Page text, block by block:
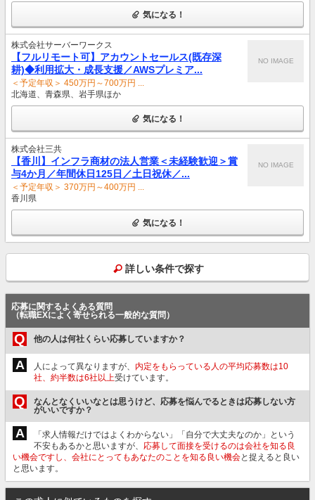
気になる！
株式会社サーバーワークス
【フルリモート可】アカウントセールス(既存深
耕)◆利用拡大・成長支援／AWSプレミア...
＜予定年収＞ 450万円～700万円 ...
北海道、青森県、岩手県ほか
NO IMAGE
気になる！
株式会社三共
【香川】インフラ商材の法人営業＜未経験歓迎＞賞
与4か月／年間休日125日／土日祝休／...
＜予定年収＞ 370万円～400万円 ...
香川県
NO IMAGE
気になる！
詳しい条件で探す
応募に関するよくある質問
（転職EXによく寄せられる一般的な質問）
Q 他の人は何社くらい応募していますか？
A 人によって異なりますが、 内定をもらっている人の平均応募数は10
社、約半数は6社以上受けています。
Q
なんとなくいいなとは思うけど、応募を悩んでるときは応募しない方
がいいですか？
A
「求人情報だけではよくわからない」「自分で大丈夫なのか」という
不安もあるかと思いますが、 応募して面接を受けるのは会社を知る良
い機会ですし、会社にとってもあなたのことを知る良い機会と捉えると良い
と思います。